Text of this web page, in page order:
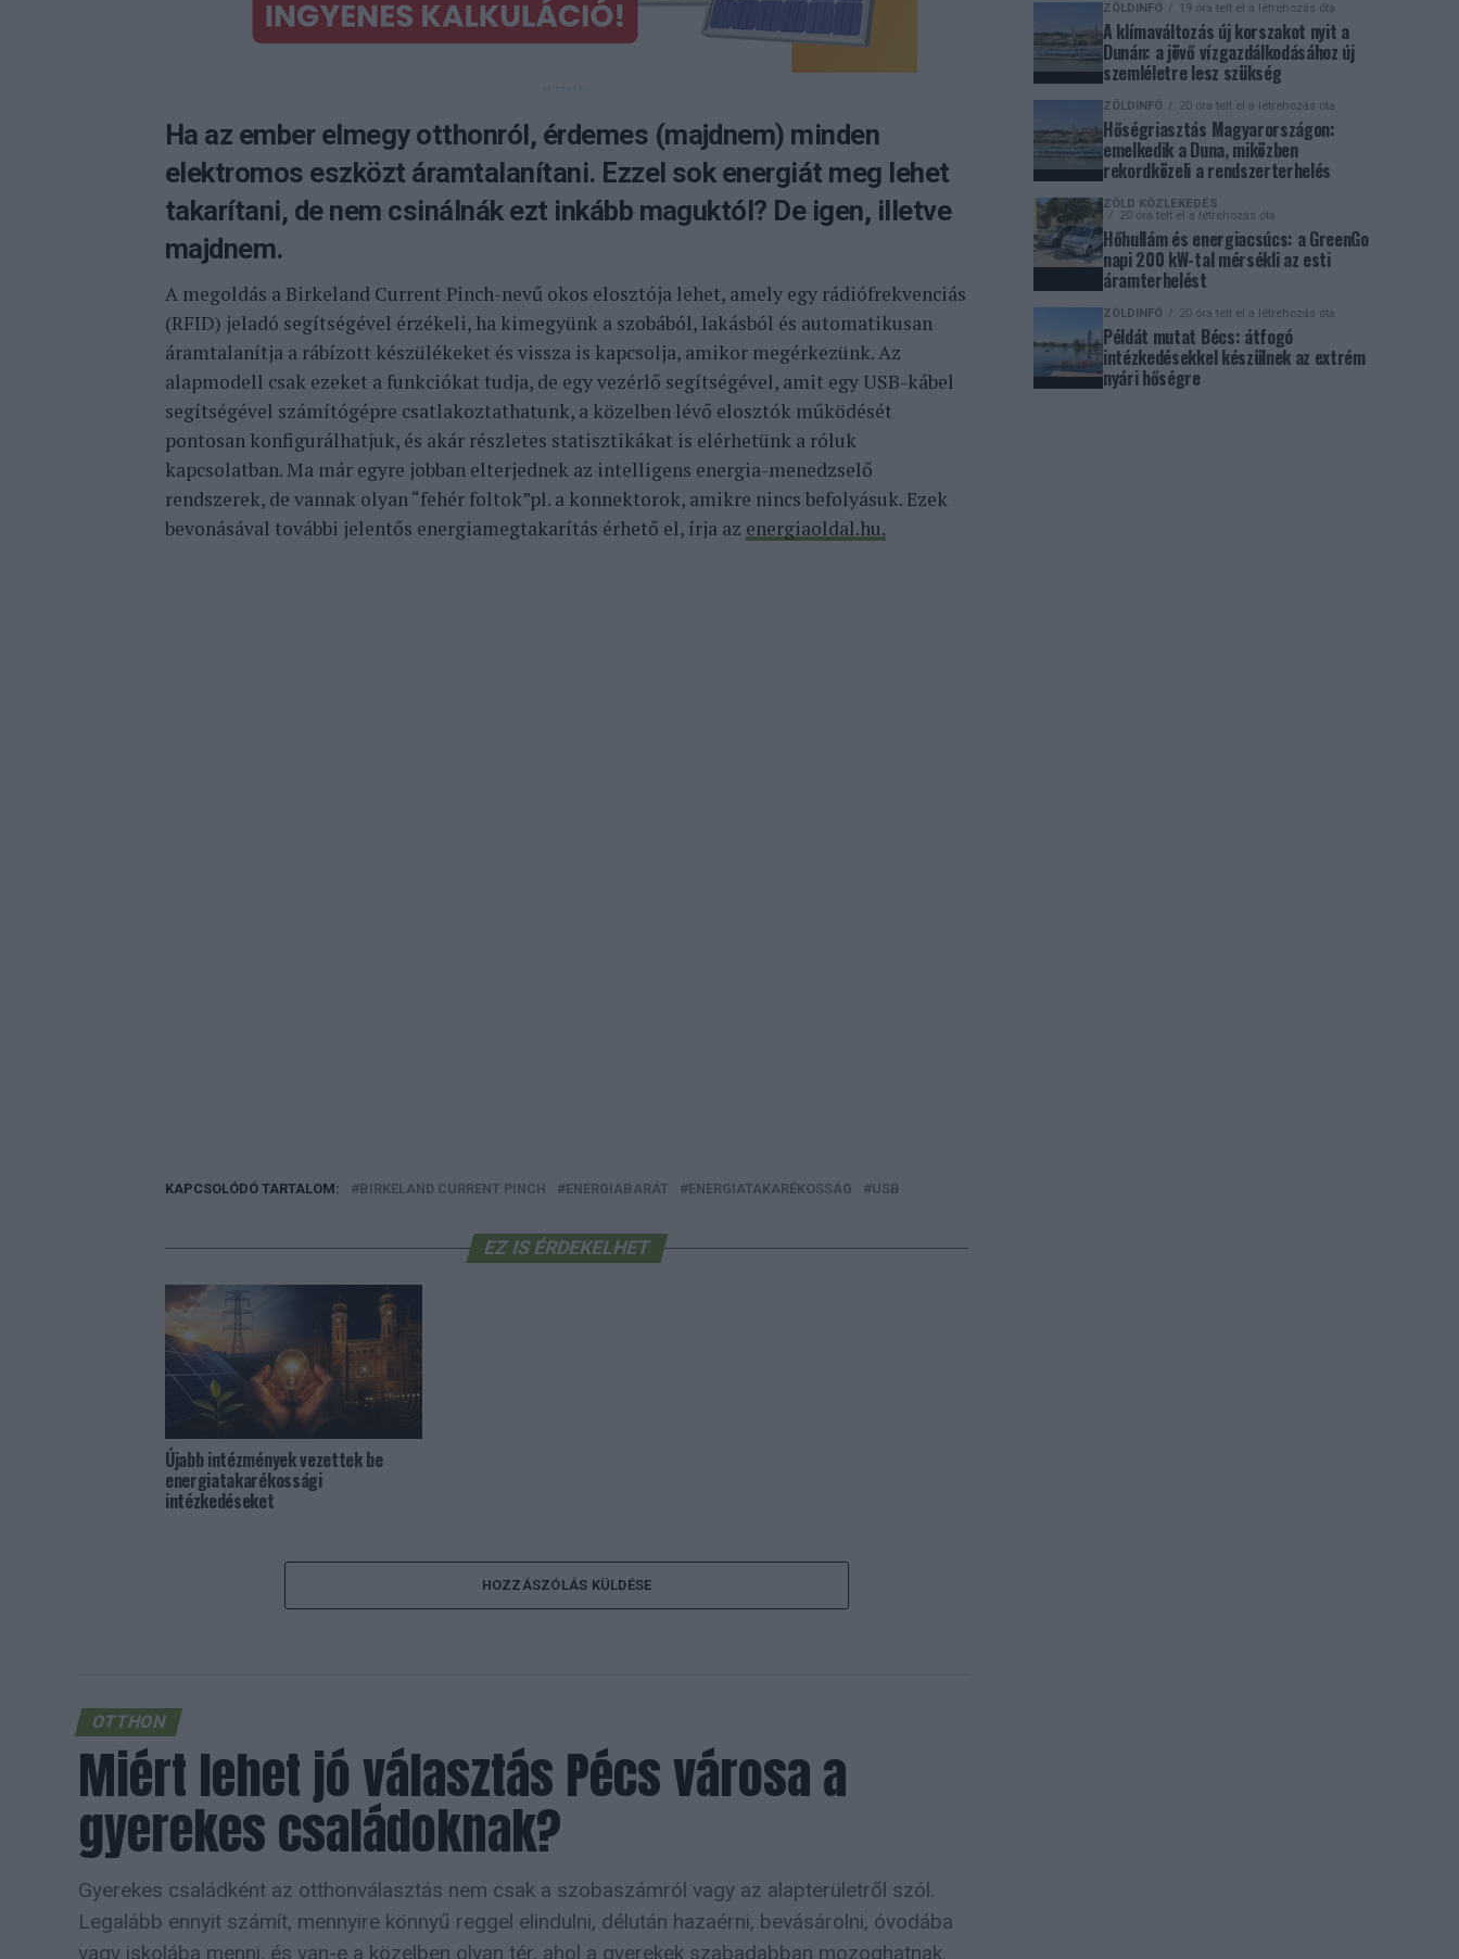
Ha az ember elmegy otthonról, érdemes (majdnem) minden
elektromos eszközt áramtalanítani. Ezzel sok energiát meg lehet
takarítani, de nem csinálnák ezt inkább maguktól? De igen, illetve
majdnem.
A megoldás a Birkeland Current Pinch-nevű okos elosztója lehet, amely egy rádiófrekvenciás
(RFID) jeladó segítségével érzékeli, ha kimegyünk a szobából, lakásból és automatikusan
áramtalanítja a rábízott készülékeket és vissza is kapcsolja, amikor megérkezünk. Az
alapmodell csak ezeket a funkciókat tudja, de egy vezérlő segítségével, amit egy USB-kábel
segítségével számítógépre csatlakoztathatunk, a közelben lévő elosztók működését
pontosan konfigurálhatjuk, és akár részletes statisztikákat is elérhetünk a róluk
kapcsolatban. Ma már egyre jobban elterjednek az intelligens energia-menedzselő
rendszerek, de vannak olyan “fehér foltok”pl. a konnektorok, amikre nincs befolyásuk. Ezek
bevonásával további jelentős energiamegtakarítás érhető el, írja az energiaoldal.hu.
KAPCSOLÓDÓ TARTALOM: BIRKELAND CURRENT PINCH ENERGIABARÁT ENERGIATAKARÉKOSSÁG USB
EZ IS ÉRDEKELHET
Újabb intézmények vezettek be
energiatakarékossági
intézkedéseket
HOZZÁSZÓLÁS KÜLDÉSE
OTTHON
Miért lehet jó választás Pécs városa a
gyerekes családoknak?
Gyerekes családként az otthonválasztás nem csak a szobaszámról vagy az alapterületről szól.
Legalább ennyit számít, mennyire könnyű reggel elindulni, délután hazaérni, bevásárolni, óvodába
vagy iskolába menni, és van-e a közelben olyan tér, ahol a gyerekek szabadabban mozoghatnak.
ZÖLDINFÓ 19 óra telt el a létrehozás óta
A klímaváltozás új korszakot nyit a
Dunán: a jövő vízgazdálkodásához új
szemléletre lesz szükség
ZÖLDINFÓ 20 óra telt el a létrehozás óta
Hőségriasztás Magyarországon:
emelkedik a Duna, miközben
rekordközeli a rendszerterhelés
ZÖLD KÖZLEKEDÉS
20 óra telt el a létrehozás óta
Hőhullám és energiacsúcs: a GreenGo
napi 200 kW-tal mérsékli az esti
áramterhelést
ZÖLDINFÓ 20 óra telt el a létrehozás óta
Példát mutat Bécs: átfogó
intézkedésekkel készülnek az extrém
nyári hőségre